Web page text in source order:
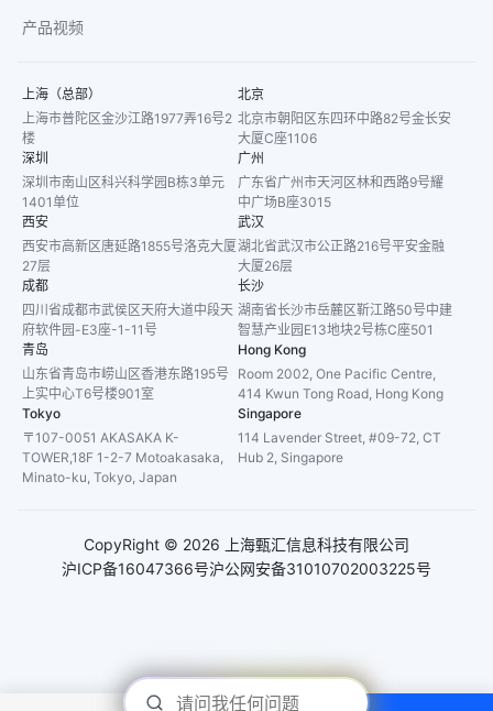
产品视频
上海（总部）
上海市普陀区金沙江路1977弄16号2
楼
北京
北京市朝阳区东四环中路82号金长安
大厦C座1106
深圳
深圳市南山区科兴科学园B栋3单元
1401单位
广州
广东省广州市天河区林和西路9号耀
中广场B座3015
西安
西安市高新区唐延路1855号洛克大厦
27层
武汉
湖北省武汉市公正路216号平安金融
大厦26层
成都
四川省成都市武侯区天府大道中段天
府软件园-E3座-1-11号
长沙
湖南省长沙市岳麓区靳江路50号中建
智慧产业园E13地块2号栋C座501
青岛
山东省青岛市崂山区香港东路195号
上实中心T6号楼901室
Hong Kong
Room 2002, One Pacific Centre,
414 Kwun Tong Road, Hong Kong
Tokyo
〒107-0051 AKASAKA K-
TOWER,18F 1-2-7 Motoakasaka,
Minato-ku, Tokyo, Japan
Singapore
114 Lavender Street, #09-72, CT
Hub 2, Singapore
沪ICP备16047366号沪公网安备31010702003225号
CopyRight © 2026 上海甄汇信息科技有限公司